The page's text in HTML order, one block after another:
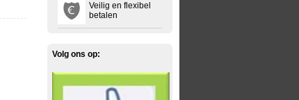
Veilig en flexibel
betalen
Volg ons op: